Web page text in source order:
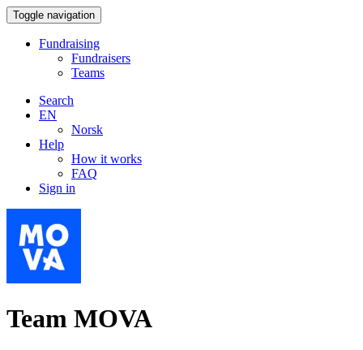
Toggle navigation
Fundraising
Fundraisers
Teams
Search
EN
Norsk
Help
How it works
FAQ
Sign in
Team MOVA